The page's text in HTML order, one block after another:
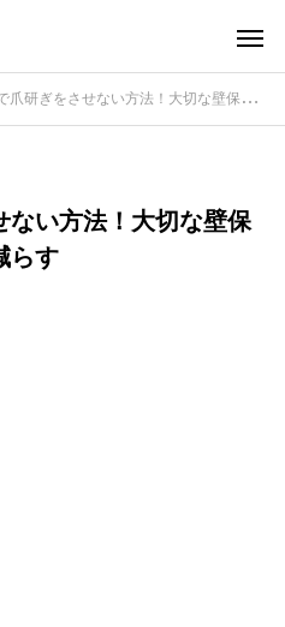
ぎをさせない方法！大切な壁保護をしてストレスを減らす
ない方法！大切な壁保
らす